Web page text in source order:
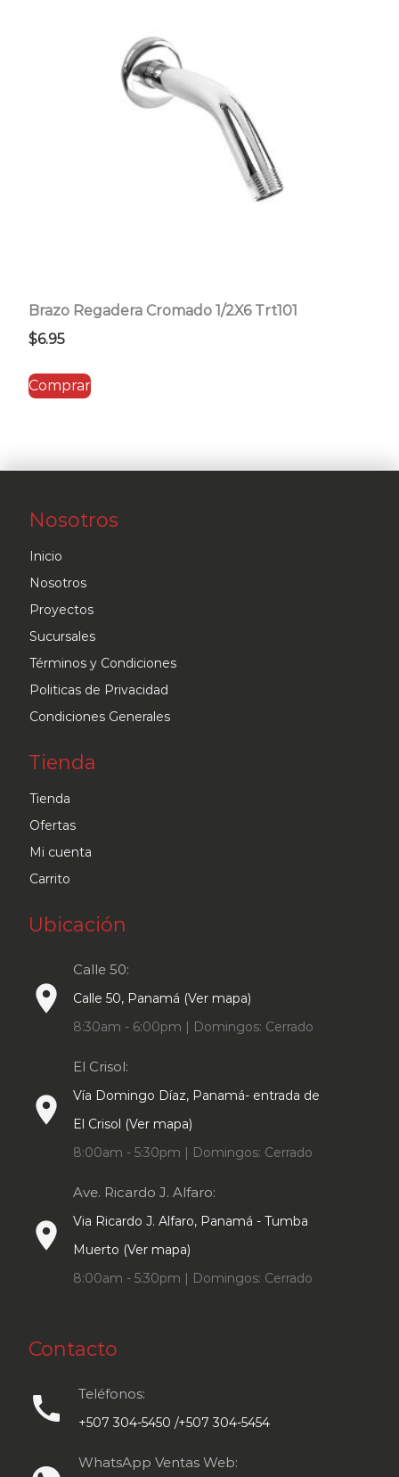
Brazo Regadera Cromado 1/2X6 Trt101
$6.95
Comprar
Nosotros
Inicio
Nosotros
Proyectos
Sucursales
Términos y Condiciones
Politicas de Privacidad
Condiciones Generales
Tienda
Tienda
Ofertas
Mi cuenta
Carrito
Ubicación
place
Calle 50:
Calle 50, Panamá (Ver mapa)
8:30am - 6:00pm | Domingos: Cerrado
place
El Crisol:
Vía Domingo Díaz, Panamá- entrada de
El Crisol (Ver mapa)
8:00am - 5:30pm | Domingos: Cerrado
place
Ave. Ricardo J. Alfaro:
Via Ricardo J. Alfaro, Panamá - Tumba
Muerto (Ver mapa)
8:00am - 5:30pm | Domingos: Cerrado
Contacto
call Teléfonos:
+507 304-5450 /+507 304-5454
WhatsApp Ventas Web: